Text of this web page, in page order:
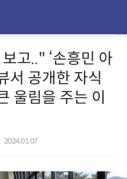
고.." ‘손흥민 아
서 공개한 자식
울림을 주는 이
2024.01.07